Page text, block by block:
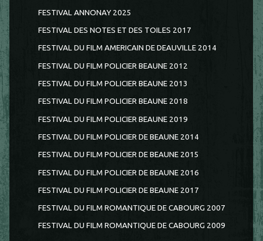
FESTIVAL ANNONAY 2025
FESTIVAL DES NOTES ET DES TOILES 2017
FESTIVAL DU FILM AMERICAIN DE DEAUVILLE 2014
FESTIVAL DU FILM POLICIER BEAUNE 2012
FESTIVAL DU FILM POLICIER BEAUNE 2013
FESTIVAL DU FILM POLICIER BEAUNE 2018
FESTIVAL DU FILM POLICIER BEAUNE 2019
FESTIVAL DU FILM POLICIER DE BEAUNE 2014
FESTIVAL DU FILM POLICIER DE BEAUNE 2015
FESTIVAL DU FILM POLICIER DE BEAUNE 2016
FESTIVAL DU FILM POLICIER DE BEAUNE 2017
FESTIVAL DU FILM ROMANTIQUE DE CABOURG 2007
FESTIVAL DU FILM ROMANTIQUE DE CABOURG 2009